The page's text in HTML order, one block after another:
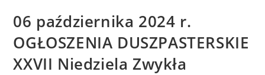
06 października 2024 r.
OGŁOSZENIA DUSZPASTERSKIE
XXVII Niedziela Zwykła